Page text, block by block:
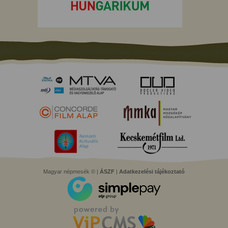
Magyar népmesék © | ÁSZF | Adatkezelési tájékoztató